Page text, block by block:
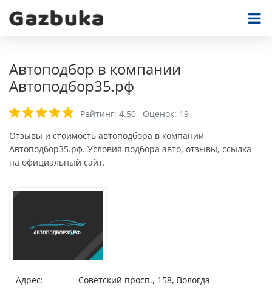
Автоподбор в компании
Автоподбор35.рф
Рейтинг: 4.50 Оценок: 19
Отзывы и стоимость автоподбора в компании
Автоподбор35.рф. Условия подбора авто, отзывы, ссылка
на официальный сайт.
Адрес: Советский просп., 158, Вологда